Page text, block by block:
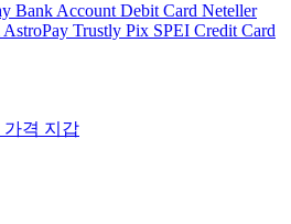
Bank Account Debit Card Neteller
AstroPay Trustly Pix SPEI Credit Card
가격 지갑